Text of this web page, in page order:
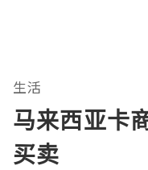
生活
马来西亚卡
买卖